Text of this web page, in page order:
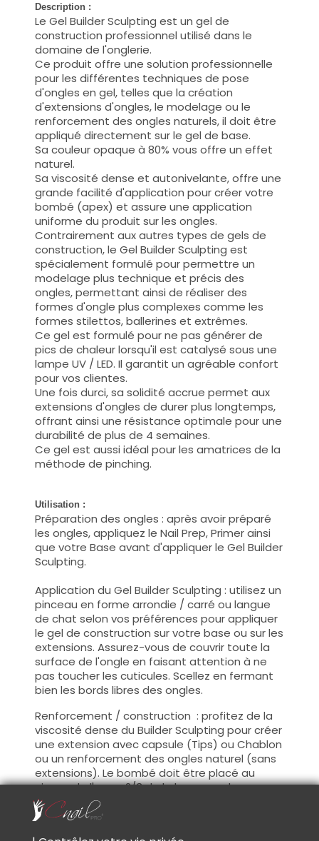
Description :
Le Gel BuilderSculptingest un gel de
construction professionnel utilisé dans le
domaine de l'onglerie.
Ce produit offre une solution professionnelle
pour les différentes techniques de pose
d'ongles en gel, telles que la création
d'extensions d'ongles, le modelage ou le
renforcement des ongles naturels, il doit être
appliqué directement sur le gel de base.
Sa couleur opaque à 80% vous offre un effet
naturel.
Sa viscosité dense et autonivelante, offre une
grande facilité d'application pour créer votre
bombé (apex) et assure une application
uniforme du produit sur les ongles.
Contrairement aux autres types de gels de
construction, le Gel Builder Sculpting est
spécialement formulé pour permettre un
modelage plus technique et précis des
ongles, permettant ainsi de réaliser des
formes d'ongle plus complexes comme les
formes stilettos, ballerines et extrêmes.
Ce gel est formulé pour ne pas générer de
pics de chaleur lorsqu'il est catalysé sous une
lampe UV / LED. Il garantit un agréable confort
pour vos clientes.
Une fois durci, sa solidité accrue permet aux
extensions d'ongles de durer plus longtemps,
offrant ainsi une résistance optimale pour une
durabilité de plus de 4 semaines.
Ce gel est aussi idéal pour les amatrices de la
méthode de pinching.
Utilisation :
Préparation des ongles : après avoir préparé
les ongles, appliquez le Nail Prep, Primer ainsi
que votre Base avant d'appliquer le Gel Builder
Sculpting.
Application du Gel Builder Sculpting : utilisez un
pinceau en forme arrondie / carré ou langue
de chat selon vos préférences pour appliquer
le gel de construction sur votre base ou sur les
extensions. Assurez-vous de couvrir toute la
surface de l'ongle en faisant attention à ne
pas toucher les cuticules. Scellez en fermant
bien les bords libres des ongles.
Renforcement / construction : profitez de la
viscosité dense du Builder Sculpting pour créer
une extension avec capsule (Tips) ou Chablon
ou un renforcement des ongles naturel (sans
extensions). Le bombé doit être placé au
niveau de l'apex, 2/3 de la longueur des
ongles.(zone de stress)